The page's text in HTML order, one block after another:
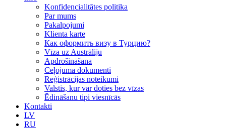
Konfidencialitātes politika
Par mums
Рakalpojumi
Klienta karte
Как оформить визу в Турцию?
Vīza uz Austrāliju
Apdrošināšana
Ceļojuma dokumenti
Reģistrācijas noteikumi
Valstis, kur var doties bez vīzas
Ēdināšanu tipi viesnīcās
Kontakti
LV
RU